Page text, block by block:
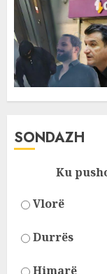
SONDAZH
Ku
Vlorë
Durrës
Himarë